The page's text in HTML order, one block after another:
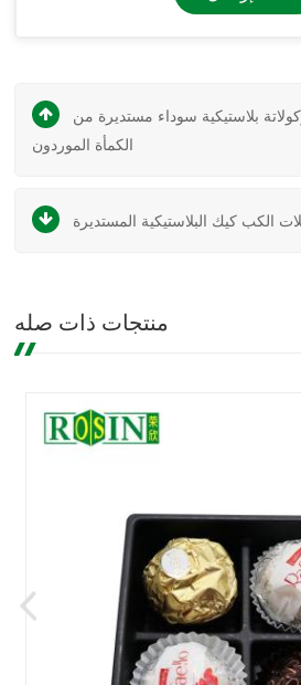
بلاستيكية سوداء مستديرة من
الكمأة الموردون
الكب كيك البلاستيكية المستديرة
منتجات ذات صله